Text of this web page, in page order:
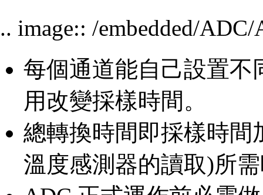
.. image:: /embedded/
每個通道能自己設置不
用改變採樣時間。
總轉換時間即採樣時間
溫度感測器的讀取)所